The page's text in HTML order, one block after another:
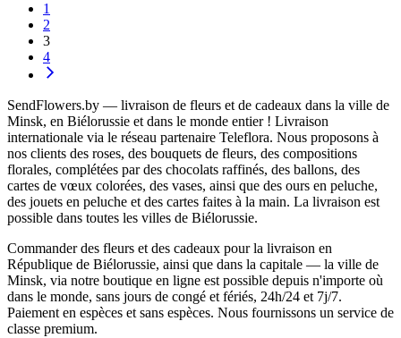
1
2
3
4
SendFlowers.by — livraison de fleurs et de cadeaux dans la ville de
Minsk, en Biélorussie et dans le monde entier ! Livraison
internationale via le réseau partenaire Teleflora. Nous proposons à
nos clients des roses, des bouquets de fleurs, des compositions
florales, complétées par des chocolats raffinés, des ballons, des
cartes de vœux colorées, des vases, ainsi que des ours en peluche,
des jouets en peluche et des cartes faites à la main. La livraison est
possible dans toutes les villes de Biélorussie.
Commander des fleurs et des cadeaux pour la livraison en
République de Biélorussie, ainsi que dans la capitale — la ville de
Minsk, via notre boutique en ligne est possible depuis n'importe où
dans le monde, sans jours de congé et fériés, 24h/24 et 7j/7.
Paiement en espèces et sans espèces. Nous fournissons un service de
classe premium.